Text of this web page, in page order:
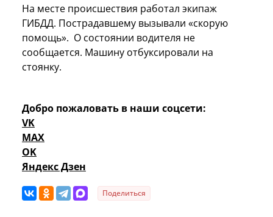
На месте происшествия работал экипаж
ГИБДД. Пострадавшему вызывали «скорую
помощь». О состоянии водителя не
сообщается. Машину отбуксировали на
стоянку.
Добро пожаловать в наши соцсети:
VK
MAX
OK
Яндекс Дзен
Поделиться